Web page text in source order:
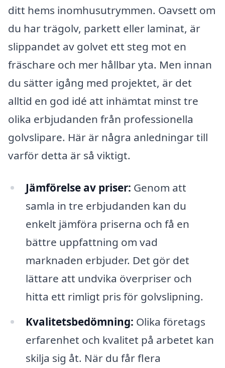
ditt hems inomhusutrymmen. Oavsett om
du har trägolv, parkett eller laminat, är
slippandet av golvet ett steg mot en
fräschare och mer hållbar yta. Men innan
du sätter igång med projektet, är det
alltid en god idé att inhämtat minst tre
olika erbjudanden från professionella
golvslipare. Här är några anledningar till
varför detta är så viktigt.
Jämförelse av priser: Genom att
samla in tre erbjudanden kan du
enkelt jämföra priserna och få en
bättre uppfattning om vad
marknaden erbjuder. Det gör det
lättare att undvika överpriser och
hitta ett rimligt pris för golvslipning.
Kvalitetsbedömning: Olika företags
erfarenhet och kvalitet på arbetet kan
skilja sig åt. När du får flera